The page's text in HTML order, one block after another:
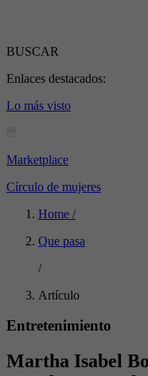
BUSCAR
Enlaces destacados:
Lo más visto
Marketplace
Círculo de mujeres
Home /
Que pasa
/
Artículo
Entretenimiento
Martha Isabel